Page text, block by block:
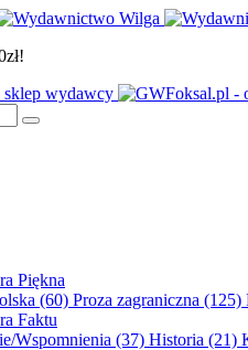
Piękna
(60) Proza zagraniczna (125)
Faktu
Wspomnienia (37) Historia (21)